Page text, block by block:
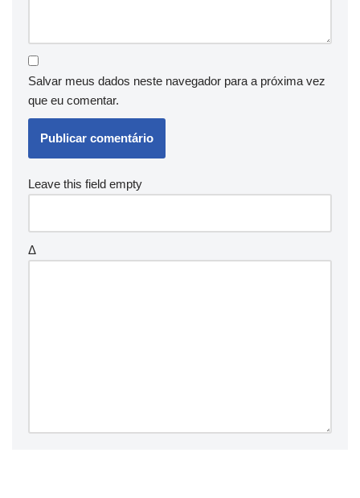
Salvar meus dados neste navegador para a próxima vez
que eu comentar.
Leave this field empty
Δ